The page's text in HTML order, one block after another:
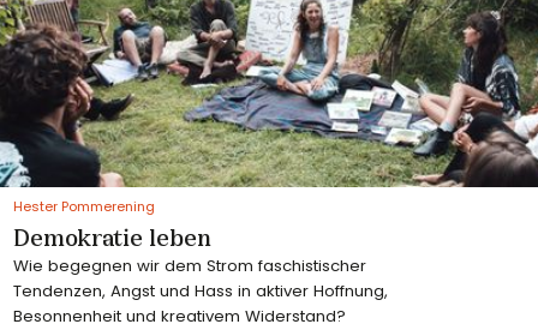
Hester Pommerening
Demokratie leben
Wie begegnen wir dem Strom faschistischer
Tendenzen, Angst und Hass in aktiver Hoffnung,
Besonnenheit und kreativem Widerstand?